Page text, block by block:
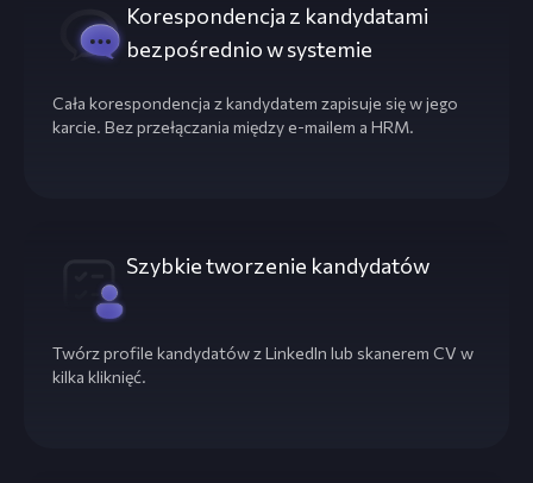
Korespondencja z kandydatami
bezpośrednio w systemie
Cała korespondencja z kandydatem zapisuje się w jego
karcie. Bez przełączania między e-mailem a HRM.
Szybkie tworzenie kandydatów
Twórz profile kandydatów z LinkedIn lub skanerem CV w
kilka kliknięć.